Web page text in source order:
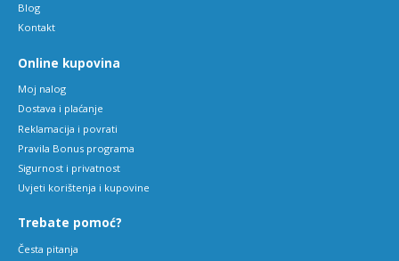
Blog
Kontakt
Online kupovina
Moj nalog
Dostava i plaćanje
Reklamacija i povrati
Pravila Bonus programa
Sigurnost i privatnost
Uvjeti korištenja i kupovine
Trebate pomoć?
Česta pitanja